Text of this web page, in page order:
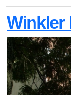
Winkler